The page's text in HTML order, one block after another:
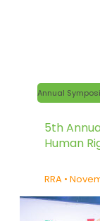
Annual
5th
Human
RRA